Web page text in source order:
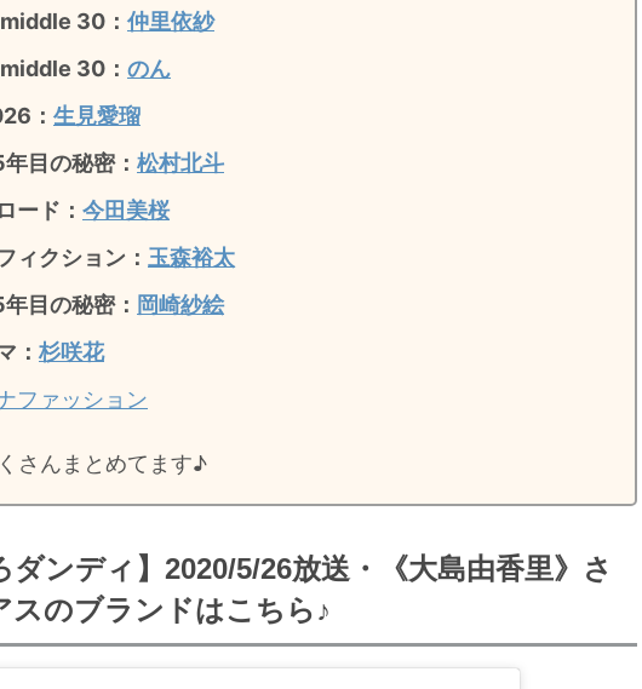
30： 仲里依紗
30： のん
： 生見愛瑠
目の秘密： 松村北斗
ード： 今田美桜
ィクション： 玉森裕太
目の秘密： 岡崎紗絵
： 杉咲花
ファッション
さんまとめてます♪
ダンディ】2020/5/26放送・《大島由香里》さ
スのブランドはこちら♪